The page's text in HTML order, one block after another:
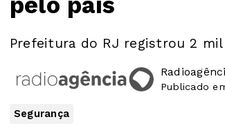
Prefeitura do RJ registrou 2
Publicado
Segurança